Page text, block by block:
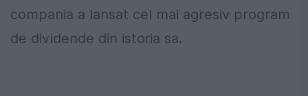
compania a lansat cel mai agresiv program
de dividende din istoria sa.